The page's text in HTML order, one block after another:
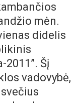
mėn.
didelis
Šį
vadovybė,